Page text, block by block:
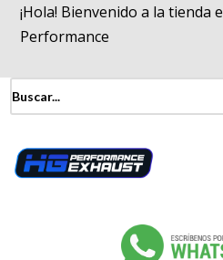
¡Hola! Bienvenido a la tienda
Performance